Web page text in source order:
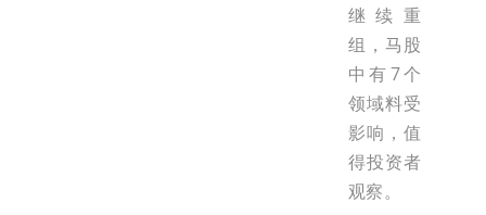
继续重
组，马股
中有7个
领域料受
影响，值
得投资者
观察。